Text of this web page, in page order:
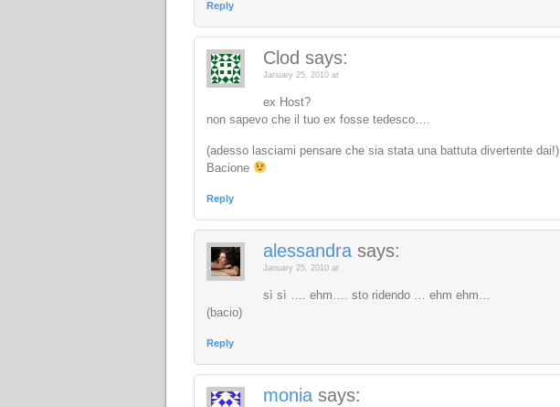
Reply
Clod says:
January 25, 2010 at
ex Host?
non sapevo che il tuo ex fosse tedesco….
(adesso lasciami pensare che sia stata una battuta divertente dai!)
Bacione
Reply
alessandra says:
January 25, 2010 at
sì sì …. ehm…. sto ridendo … ehm ehm…
(bacio)
Reply
monia says: